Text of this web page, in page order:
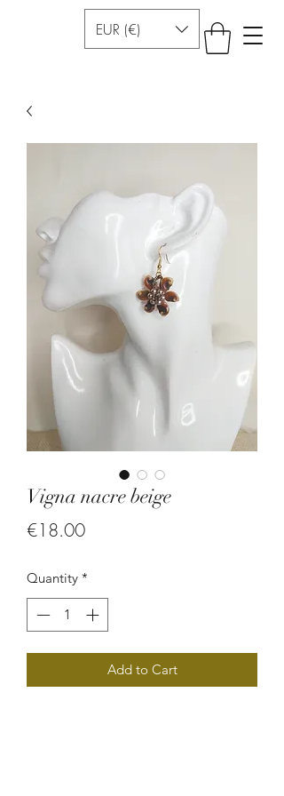
EUR (€)
Vigna nacre beige
€18.00Price
Quantity *
Add to Cart